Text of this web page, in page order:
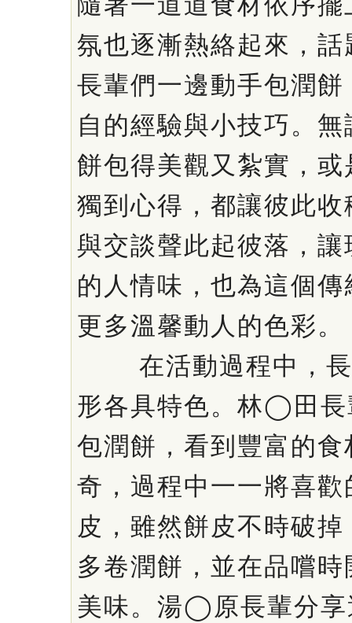
氛也逐漸熱絡起來，
長輩們一邊動手包潤
自的經驗與小技巧。
餅包得美觀又紮實，
獨到心得，都讓彼此
與交談聲此起彼落，
的人情味，也為這個
更多溫馨動人的色彩。
在活動過程中，長
形各具特色。林◯田長
包潤餅，看到豐富的
奇，過程中一一將喜
皮，雖然餅皮不時破
多卷潤餅，並在品嚐
美味。湯◯原長輩分享